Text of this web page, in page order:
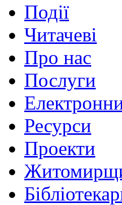
Події
Читачеві
Про нас
Послуги
Ресурси
Проекти